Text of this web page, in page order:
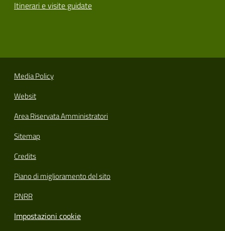
Itinerari e visite guidate
Media Policy
Websit
Area Riservata Amministratori
Sitemap
Credits
Piano di miglioramento del sito
PNRR
Impostazioni cookie